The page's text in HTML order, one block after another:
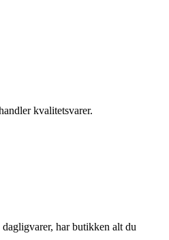
kvalitetsvarer.
har butikken alt du